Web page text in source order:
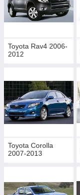
Toyota Rav4 2006-
2012
Toyota Corolla
2007-2013